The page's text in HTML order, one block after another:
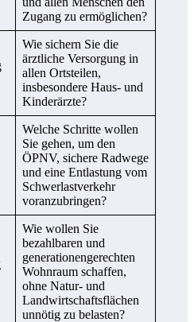
Zugang zu ermöglichen?
Wie sichern Sie die
ärztliche Versorgung in
allen Ortsteilen,
insbesondere Haus- und
Kinderärzte?
Welche Schritte wollen
Sie gehen, um den
ÖPNV, sichere Radwege
und eine Entlastung vom
Schwerlastverkehr
voranzubringen?
Wie wollen Sie
bezahlbaren und
generationengerechten
Wohnraum schaffen,
ohne Natur- und
Landwirtschaftsflächen
unnötig zu belasten?